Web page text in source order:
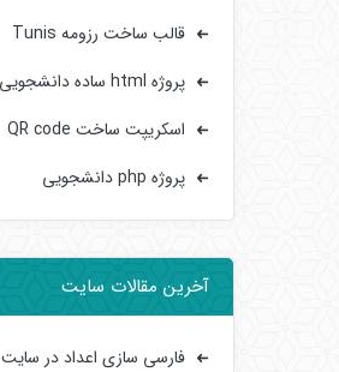
قالب ساخت رزومه Tunis
پروژه html ساده دانشجویی
اسکریپت ساخت QR code
پروژه php دانشجویی
آخرین مقالات سایت
فارسی سازی اعداد در سایت